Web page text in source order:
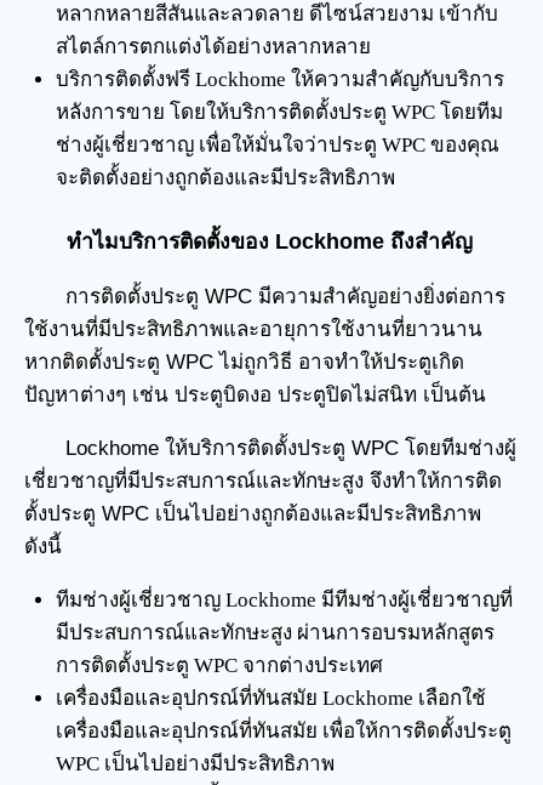
หลากหลายสีสันและลวดลาย ดีไซน์สวยงาม เข้ากับ
สไตล์การตกแต่งได้อย่างหลากหลาย
บริการติดตั้งฟรี Lockhome ให้ความสำคัญกับบริการ
หลังการขาย โดยให้บริการติดตั้งประตู WPC โดยทีม
ช่างผู้เชี่ยวชาญ เพื่อให้มั่นใจว่าประตู WPC ของคุณ
จะติดตั้งอย่างถูกต้องและมีประสิทธิภาพ
ทำไมบริการติดตั้งของ Lockhome ถึงสำคัญ
การติดตั้งประตู WPC มีความสำคัญอย่างยิ่งต่อการ
ใช้งานที่มีประสิทธิภาพและอายุการใช้งานที่ยาวนาน
หากติดตั้งประตู WPC ไม่ถูกวิธี อาจทำให้ประตูเกิด
ปัญหาต่างๆ เช่น ประตูบิดงอ ประตูปิดไม่สนิท เป็นต้น
Lockhome ให้บริการติดตั้งประตู WPC โดยทีมช่างผู้
เชี่ยวชาญที่มีประสบการณ์และทักษะสูง จึงทำให้การติด
ตั้งประตู WPC เป็นไปอย่างถูกต้องและมีประสิทธิภาพ
ดังนี้
ทีมช่างผู้เชี่ยวชาญ Lockhome มีทีมช่างผู้เชี่ยวชาญที่
มีประสบการณ์และทักษะสูง ผ่านการอบรมหลักสูตร
การติดตั้งประตู WPC จากต่างประเทศ
เครื่องมือและอุปกรณ์ที่ทันสมัย Lockhome เลือกใช้
เครื่องมือและอุปกรณ์ที่ทันสมัย เพื่อให้การติดตั้งประตู
WPC เป็นไปอย่างมีประสิทธิภาพ